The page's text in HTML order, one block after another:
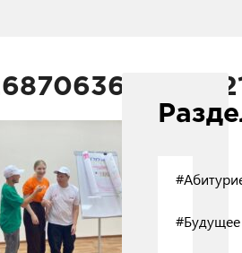
#Будущее